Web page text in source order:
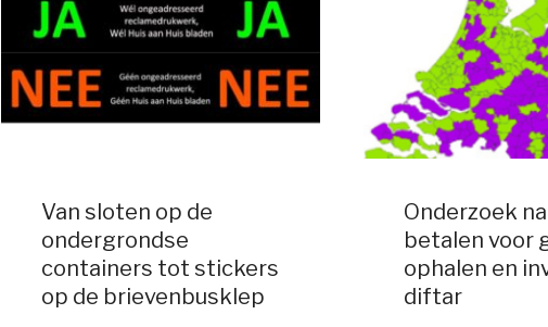
Van sloten op de
ondergrondse
containers tot stickers
op de brievenbusklep
Onderzoek
betalen voor
ophalen en
diftar